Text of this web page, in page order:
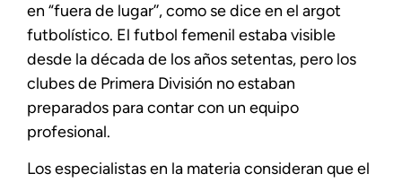
en “fuera de lugar’’, como se dice en el argot
futbolístico. El futbol femenil estaba visible
desde la década de los años setentas, pero los
clubes de Primera División no estaban
preparados para contar con un equipo
profesional.
Los especialistas en la materia consideran que el